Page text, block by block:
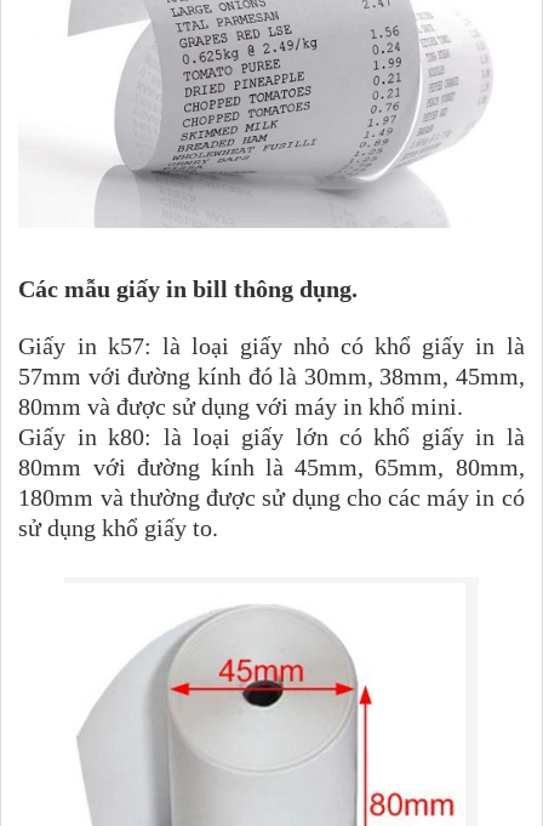
Các mẫu giấy in bill thông dụng.
Giấy in k57: là loại giấy nhỏ có khổ giấy in là
57mm với đường kính đó là 30mm, 38mm, 45mm,
80mm và được sử dụng với máy in khổ mini.
Giấy in k80: là loại giấy lớn có khổ giấy in là
80mm với đường kính là 45mm, 65mm, 80mm,
180mm và thường được sử dụng cho các máy in có
sử dụng khổ giấy to.